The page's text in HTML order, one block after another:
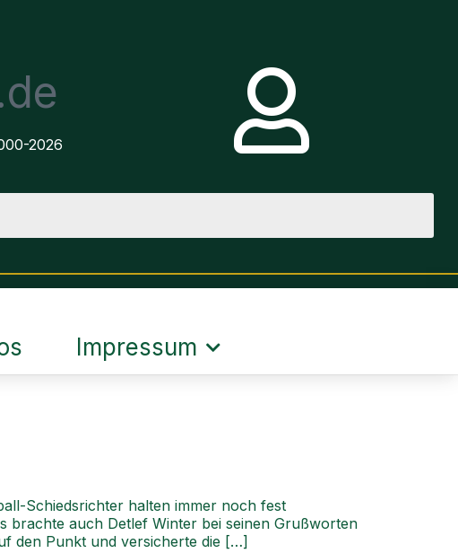
2026
Impressum
Schiedsrichter halten immer noch fest
brachte auch Detlef Winter bei seinen Grußworten
den Punkt und versicherte die […]